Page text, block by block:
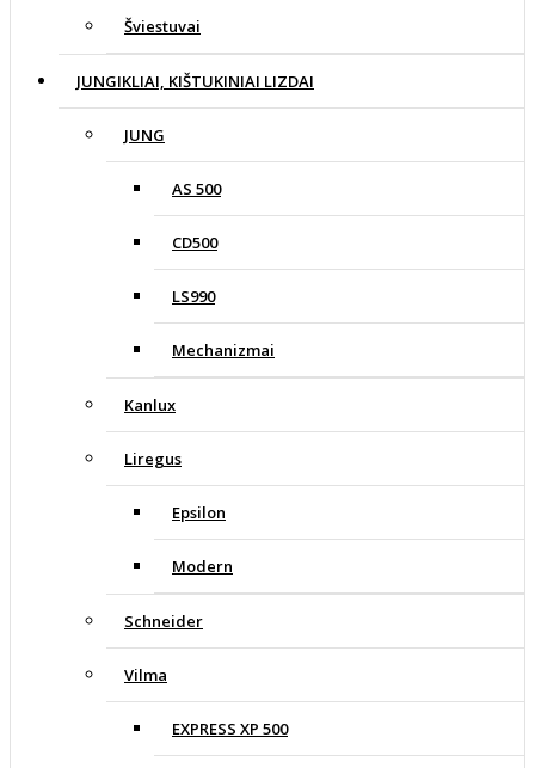
Šviestuvai
JUNGIKLIAI, KIŠTUKINIAI LIZDAI
JUNG
AS 500
CD500
LS990
Mechanizmai
Kanlux
Liregus
Epsilon
Modern
Schneider
Vilma
EXPRESS XP 500